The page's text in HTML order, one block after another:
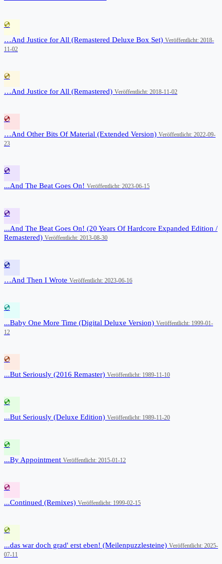
💿
…And Justice for All (Remastered Deluxe Box Set) Veröffentlicht: 2018-
11-02
💿
…And Justice for All (Remastered) Veröffentlicht: 2018-11-02
💿
…And Other Bits Of Material (Extended Version) Veröffentlicht: 2022-09-
23
💿
...And The Beat Goes On! Veröffentlicht: 2023-06-15
💿
...And The Beat Goes On! (20 Years Of Hardcore Expanded Edition /
Remastered) Veröffentlicht: 2013-08-30
💿
…And Then I Wrote Veröffentlicht: 2023-06-16
💿
...Baby One More Time (Digital Deluxe Version) Veröffentlicht: 1999-01-
12
💿
...But Seriously (2016 Remaster) Veröffentlicht: 1989-11-10
💿
...But Seriously (Deluxe Edition) Veröffentlicht: 1989-11-20
💿
...By Appointment Veröffentlicht: 2015-01-12
💿
...Continued (Remixes) Veröffentlicht: 1999-02-15
💿
...das war doch grad' erst eben! (Meilenpuzzlesteine) Veröffentlicht: 2025-
07-11